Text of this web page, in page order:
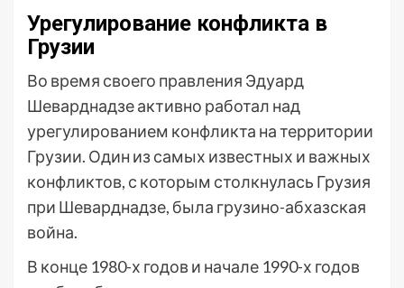
Урегулирование конфликта в
Грузии
Во время своего правления Эдуард
Шеварднадзе активно работал над
урегулированием конфликта на территории
Грузии. Один из самых известных и важных
конфликтов, с которым столкнулась Грузия
при Шеварднадзе, была грузино-абхазская
война.
В конце 1980-х годов и начале 1990-х годов